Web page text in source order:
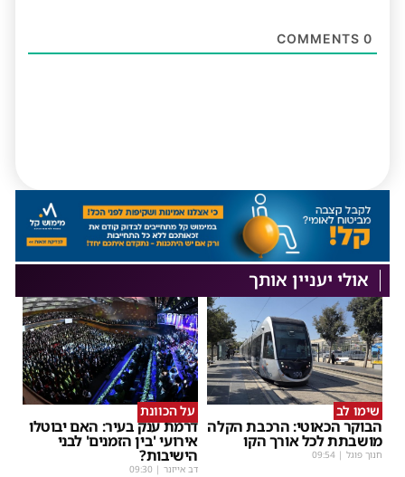
0
אולי יעניין אותך
שימו לב
הבוקר הכאוטי: הרכבת הקלה
מושבתת לכל אורך הקו
חנוך פוגל |
09:54
על הכוונת
דרמת ענק בעיר: האם יבוטלו
אירועי 'בין הזמנים' לבני
הישיבות?
דב אייזנר |
09:30